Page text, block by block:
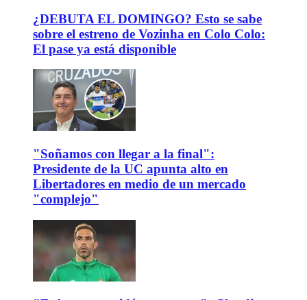
¿DEBUTA EL DOMINGO? Esto se sabe
sobre el estreno de Vozinha en Colo Colo:
El pase ya está disponible
"Soñamos con llegar a la final":
Presidente de la UC apunta alto en
Libertadores en medio de un mercado
"complejo"